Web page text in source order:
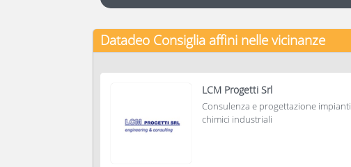
Datadeo Consiglia affini nelle vicinanze
LCM Progetti Srl
Consulenza e progettazione impianti
chimici industriali